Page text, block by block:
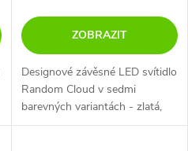
ZOBRAZIT
Designové závěsné LED svítidlo
Random Cloud v sedmi
barevných variantách - zlatá,
chrom, bronz, kouřová,